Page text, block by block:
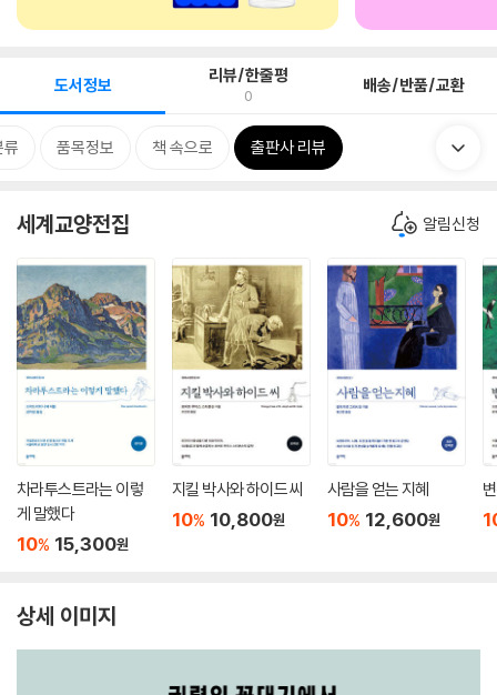
도서정보 리뷰/한줄평
0 배송/반품/교환
류 품목정보 책 속으로 출판사 리뷰
세계교양전집 알림신청
차라투스트라는 이렇
게 말했다
10% 15,300원
지킬 박사와 하이드 씨
10% 10,800원
사람을 얻는 지혜
10% 12,600원
상세 이미지